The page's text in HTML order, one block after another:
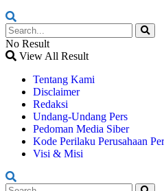
No Result
View All Result
Tentang Kami
Disclaimer
Redaksi
Undang-Undang Pers
Pedoman Media Siber
Kode Perilaku Perusahaan
Visi & Misi